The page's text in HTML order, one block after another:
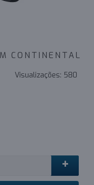
CONTINENTAL
Visualizações: 580
+